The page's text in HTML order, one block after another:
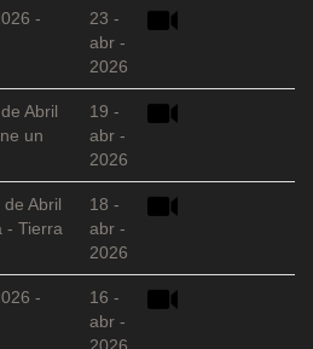
-
23 -
abr -
2026
Abril
un
19 -
abr -
2026
Abril
- Tierra
18 -
abr -
2026
-
16 -
abr -